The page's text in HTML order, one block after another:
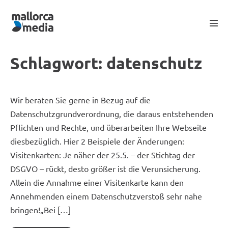
Schlagwort: datenschutz
Wir beraten Sie gerne in Bezug auf die
Datenschutzgrundverordnung, die daraus entstehenden
Pflichten und Rechte, und überarbeiten Ihre Webseite
diesbezüglich. Hier 2 Beispiele der Änderungen:
Visitenkarten: Je näher der 25.5. – der Stichtag der
DSGVO – rückt, desto größer ist die Verunsicherung.
Allein die Annahme einer Visitenkarte kann den
Annehmenden einem Datenschutzverstoß sehr nahe
bringen!„Bei […]